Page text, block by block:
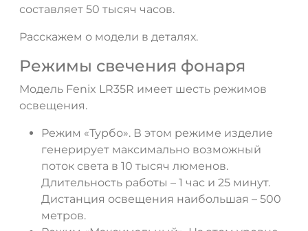
составляет 50 тысяч часов.
Расскажем о модели в деталях.
Режимы свечения фонаря
Модель Fenix LR35R имеет шесть режимов
освещения.
Режим «Турбо». В этом режиме изделие
генерирует максимально возможный
поток света в 10 тысяч люменов.
Длительность работы – 1 час и 25 минут.
Дистанция освещения наибольшая – 500
метров.